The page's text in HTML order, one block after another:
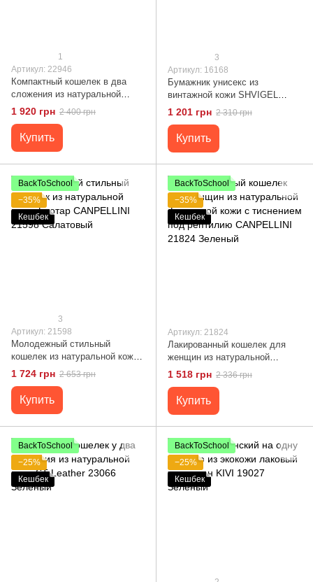
1
Артикул: 22946
Компактный кошелек в два
сложения из натуральной
гладкой кожи GRANDE PELLE
22946 Зеленый
1 920 грн 2 400 грн
Купить
3
Артикул: 16168
Бумажник унисекс из
винтажной кожи SHVIGEL
16168 Зеленый
1 201 грн 2 310 грн
Купить
BackToSchool
−35%
Кешбек
3
Артикул: 21598
Молодежный стильный
кошелек из натуральной кожи
флотар CANPELLINI 21598
Салатовый
1 724 грн 2 653 грн
Купить
BackToSchool
−35%
Кешбек
Артикул: 21824
Лакированный кошелек для
женщин из натуральной
фактурной кожи с тиснением
под рептилию CANPELLINI
21824 Зеленый
1 518 грн 2 336 грн
Купить
BackToSchool
−25%
Кешбек
BackToSchool
−25%
Кешбек